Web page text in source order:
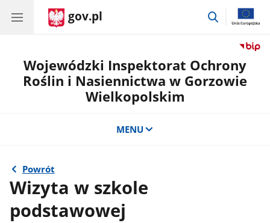
gov.pl
przejdź
Wojewódzki Inspektorat Ochrony
Roślin i Nasiennictwa w Gorzowie
Wielkopolskim
MENU
Powrót
Wizyta w szkole
podstawowej